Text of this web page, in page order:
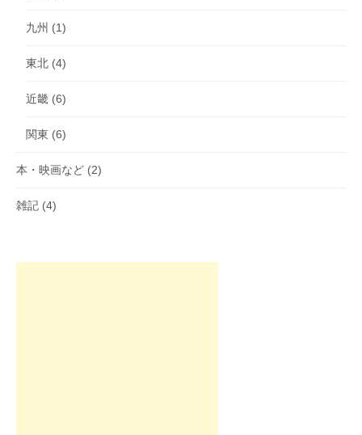
九州 (1)
東北 (4)
近畿 (6)
関東 (6)
本・映画など (2)
雑記 (4)